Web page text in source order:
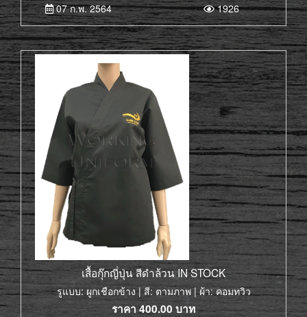
07 ก.พ. 2564 1926
เสื้อกุ๊กญี่ปุ่น สีดำล้วน IN STOCK
รูแบบ: ผูกเชือกข้าง | สี: ตามภาพ | ผ้า: คอมทวิว
ราคา400.00 บาท